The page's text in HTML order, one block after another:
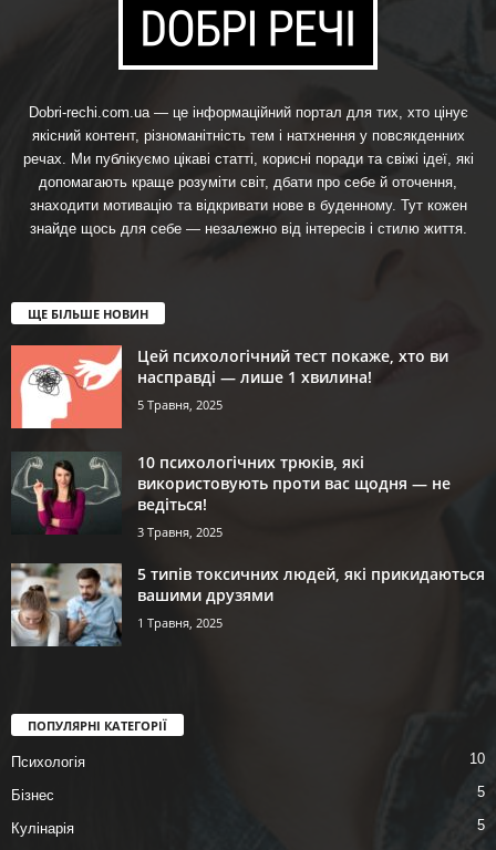
Dobri-rechi.com.ua — це інформаційний портал для тих, хто цінує
якісний контент, різноманітність тем і натхнення у повсякденних
речах. Ми публікуємо цікаві статті, корисні поради та свіжі ідеї, які
допомагають краще розуміти світ, дбати про себе й оточення,
знаходити мотивацію та відкривати нове в буденному. Тут кожен
знайде щось для себе — незалежно від інтересів і стилю життя.
ЩЕ БІЛЬШЕ НОВИН
Цей психологічний тест покаже, хто ви
насправді — лише 1 хвилина!
5 Травня, 2025
10 психологічних трюків, які
використовують проти вас щодня — не
ведіться!
3 Травня, 2025
5 типів токсичних людей, які прикидаються
вашими друзями
1 Травня, 2025
ПОПУЛЯРНІ КАТЕГОРІЇ
Психологія 10
Бізнес 5
Кулінарія
5